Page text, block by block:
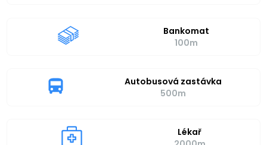
Bankomat
100m
Autobusová zastávka
500m
Lékař